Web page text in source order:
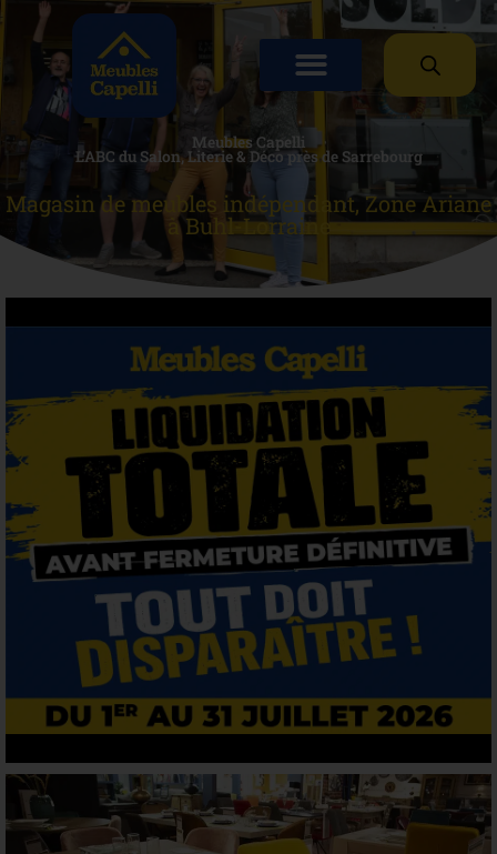
Meubles Capelli
L’ABC du Salon, Literie & Déco près de Sarrebourg
Magasin de meubles indépendant, Zone Ariane
à Buhl-Lorraine
Panneau de gestion des cookies